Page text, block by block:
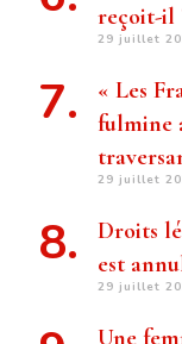
reçoit-il
29 juillet
« Les
fulmine
29 juillet
Droits
est
29 juillet
Une